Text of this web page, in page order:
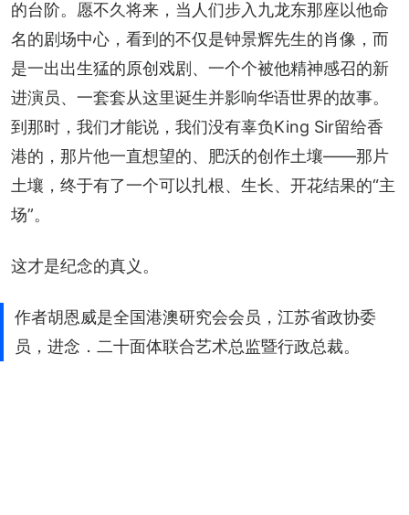
的台阶。愿不久将来，当人们步入九龙东那座以他命
名的剧场中心，看到的不仅是钟景辉先生的肖像，而
是一出出生猛的原创戏剧、一个个被他精神感召的新
进演员、一套套从这里诞生并影响华语世界的故事。
到那时，我们才能说，我们没有辜负King Sir留给香
港的，那片他一直想望的、肥沃的创作土壤——那片
土壤，终于有了一个可以扎根、生长、开花结果的“主
场”。
这才是纪念的真义。
作者胡恩威是全国港澳研究会会员，江苏省政协委
员，进念．二十面体联合艺术总监暨行政总裁。